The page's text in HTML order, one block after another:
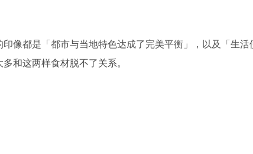
像都是「都市与当地特色达成了完美平衡」，以及「生
和这两样食材脱不了关系。